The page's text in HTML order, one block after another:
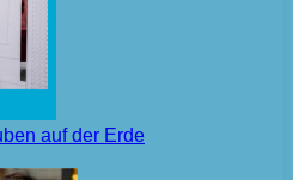
auf der Erde